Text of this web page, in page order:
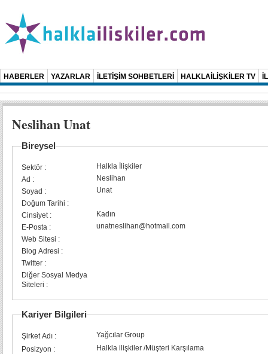
HABERLER YAZARLAR İLETİŞİM SOHBETLERİ HALKLAİLİŞKİLER TV
Neslihan Unat
Bireysel
Sektör :
Halkla İlişkiler
Ad :
Neslihan
Soyad :
Unat
Doğum Tarihi :
Cinsiyet :
Kadın
E-Posta :
unatneslihan@hotmail.com
Web Sitesi :
Blog Adresi :
Twitter :
Diğer Sosyal Medya
Siteleri :
Kariyer Bilgileri
Şirket Adı :
Yağcılar Group
Posizyon :
Halkla ilişkiler /Müşteri Karşılama